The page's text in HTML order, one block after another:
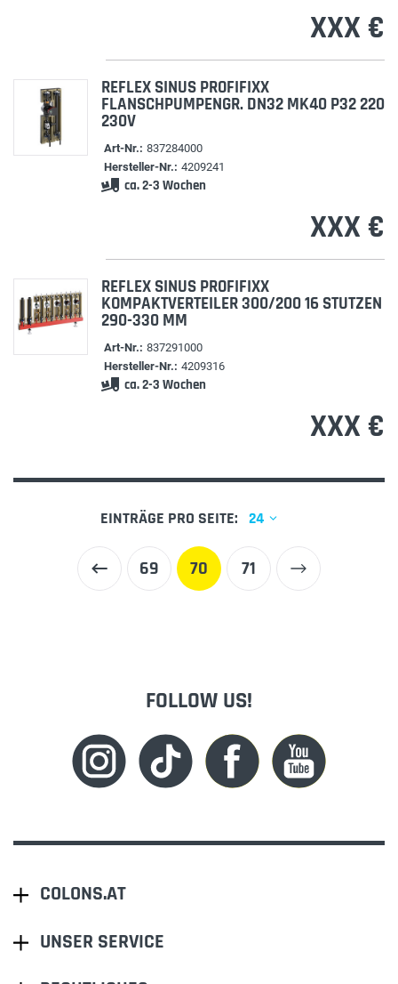
XXX €
REFLEX SINUS PROFIFIXX
FLANSCHPUMPENGR. DN32 MK40 P32 220
230V
Art-Nr.: 837284000
Hersteller-Nr.: 4209241
ca. 2-3 Wochen
XXX €
REFLEX SINUS PROFIFIXX
KOMPAKTVERTEILER 300/200 16 STUTZEN
290-330 MM
Art-Nr.: 837291000
Hersteller-Nr.: 4209316
ca. 2-3 Wochen
XXX €
EINTRÄGE PRO SEITE: 24
69 70 71
FOLLOW US!
COLONS.AT
UNSER SERVICE